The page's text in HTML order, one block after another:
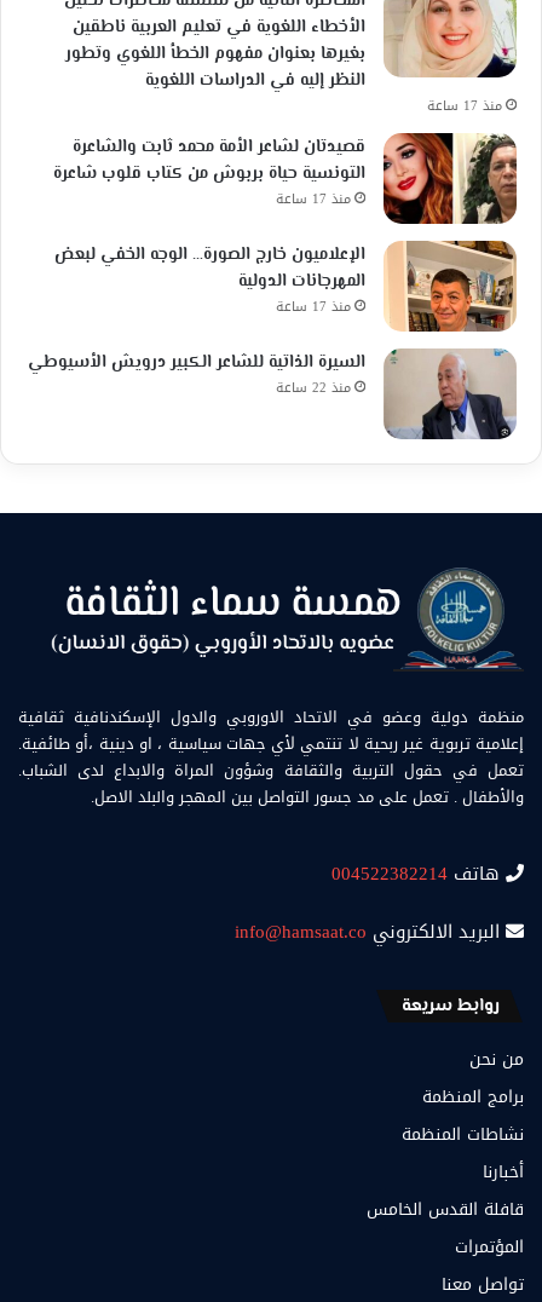
الأخطاء اللغوية في تعليم العربية ناطقين
بغيرها بعنوان مفهوم الخطأ اللغوي وتطور
النظر إليه في الدراسات اللغوية
منذ 17 ساعة
قصيدتان لشاعر الأمة محمد ثابت والشاعرة
التونسية حياة بربوش من كتاب قلوب شاعرة
منذ 17 ساعة
الإعلاميون خارج الصورة… الوجه الخفي لبعض
المهرجانات الدولية
منذ 17 ساعة
السيرة الذاتية للشاعر الكبير درويش الأسيوطي
منذ 22 ساعة
منظمة دولية وعضو في الاتحاد الاوروبي والدول الإسكندنافية ثقافية
إعلامية تربوية غير ربحية لا تنتمي لأي جهات سياسية ، او دينية ،أو طائفية.
تعمل في حقول التربية والثقافة وشؤون المراة والابداع لدى الشباب.
والأطفال . تعمل على مد جسور التواصل بين المهجر والبلد الاصل.
هاتف 004522382214
البريد الالكتروني info@hamsaat.co
روابط سريعة
من نحن
برامج المنظمة
نشاطات المنظمة
أخبارنا
قافلة القدس الخامس
المؤتمرات
تواصل معنا